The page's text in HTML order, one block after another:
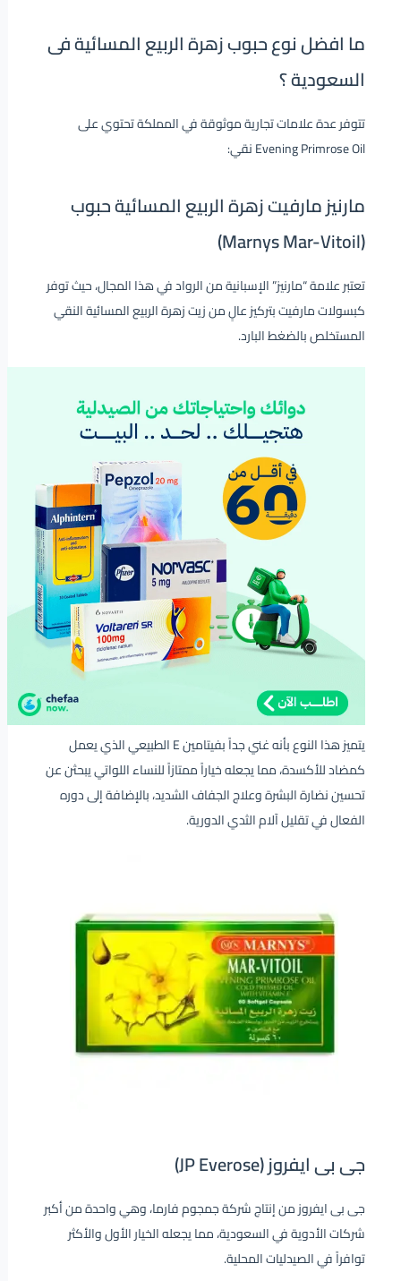
ما افضل نوع حبوب زهرة الربيع المسائية فى
السعودية ؟
تتوفر عدة علامات تجارية موثوقة في المملكة تحتوي على
Evening Primrose Oil نقي:
مارنيز مار‫فيت زهرة الربيع المسائية حبوب
(Marnys Mar-Vitoil)
تعتبر علامة “مارنيز” الإسبانية من الرواد في هذا المجال، حيث توفر
كبسولات مارفيت بتركيز عالٍ من زيت زهرة الربيع المسائية النقي
المستخلص بالضغط البارد.
يتميز هذا النوع بأنه غني جداً بفيتامين E الطبيعي الذي يعمل
كمضاد للأكسدة، مما يجعله خياراً ممتازاً للنساء اللواتي يبحثن عن
تحسين نضارة البشرة وعلاج الجفاف الشديد، بالإضافة إلى دوره
الفعال في تقليل آلام الثدي الدورية.
جى بى ايفروز (JP Everose)
جى بى ايفروز من إنتاج شركة جمجوم فارما، وهي واحدة من أكبر
شركات الأدوية في السعودية، مما يجعله الخيار الأول والأكثر
توافراً في الصيدليات المحلية.